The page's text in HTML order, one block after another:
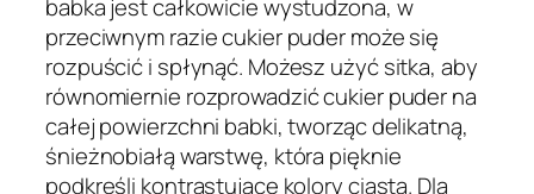
babka jest całkowicie wystudzona, w
przeciwnym razie cukier puder może się
rozpuścić i spłynąć. Możesz użyć sitka, aby
równomiernie rozprowadzić cukier puder na
całej powierzchni babki, tworząc delikatną,
śnieżnobiałą warstwę, która pięknie
podkreśli kontrastujące kolory ciasta. Dla